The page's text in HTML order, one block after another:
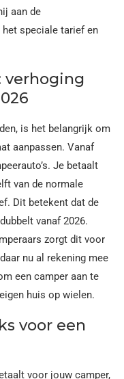
aan de
speciale tarief en
verhoging
is het belangrijk om
aanpassen. Vanaf
Je betaalt
van de normale
Dit betekent dat de
vanaf 2026.
zorgt dit voor
nu al rekening mee
een camper aan te
huis op wielen.
voor een
voor jouw camper,